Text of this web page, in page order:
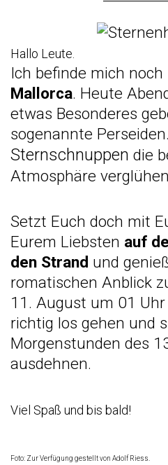
Hallo Leute.
Ich befinde mich
Mallorca. Heute
etwas Besonderes
sogenannte
Sternschnuppen die
Atmosphäre
Setzt Euch doch mit
Eurem Liebsten auf
den Strand und
romatischen Anblick
11. August um 01
richtig los gehen und
Morgenstunden des
ausdehnen.
Viel Spaß und bis bald!
Foto: Zur Verfügung gestellt von Adolf Riess.